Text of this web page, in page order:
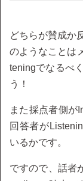
どちらが賛成か
のようなことは
teningでなるべ
う！
また採点者側が
回答者が
いるかです。
ですので、話者